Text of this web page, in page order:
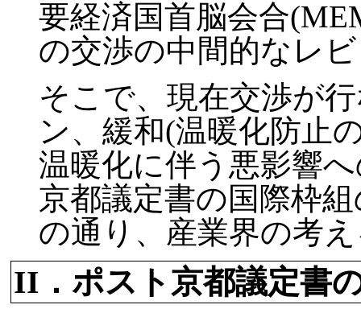
要経済国首脳会合
の交渉の中間的なレ
そこで、現在交渉が
ン、緩和(温暖化防止
温暖化に伴う悪影響
京都議定書の国際枠
の通り、産業界の考
II．ポスト京都議定書